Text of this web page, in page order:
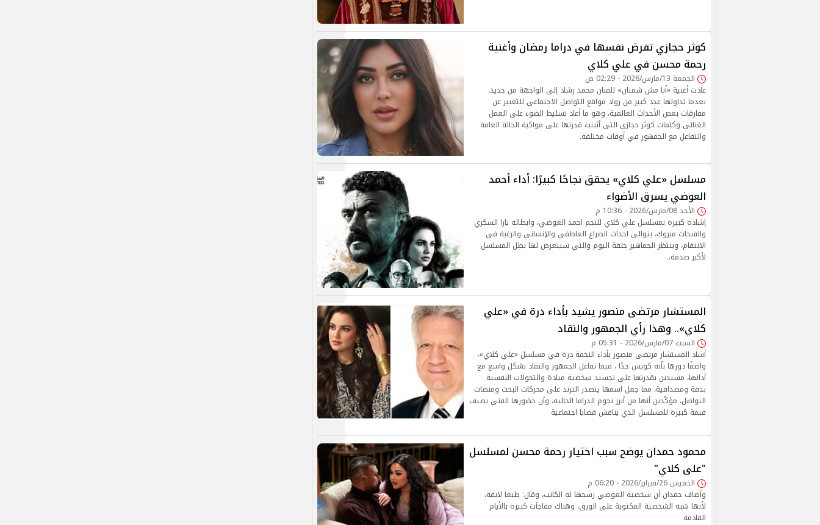
كوثر حجازي تفرض نفسها في دراما رمضان وأغنية
رحمة محسن في علي كلاي
الجمعة 13/مارس/2026 - 02:29 ص
عادت أغنية «أنا مش شمتان» للفنان محمد رشاد إلى الواجهة من جديد،
بعدما تداولها عدد كبير من رواد مواقع التواصل الاجتماعي للتعبير عن
مفارقات بعض الأحداث العالمية، وهو ما أعاد تسليط الضوء على العمل
الغنائي وكلمات كوثر حجازي التي أثبتت قدرتها على مواكبة الحالة العامة
والتفاعل مع الجمهور في أوقات مختلفة.
مسلسل «علي كلاي» يحقق نجاحًا كبيرًا: أداء أحمد
العوضي يسرق الأضواء
الأحد 08/مارس/2026 - 10:36 م
إشادة كبيرة بمسلسل علي كلاي للنجم احمد العوضي، وابطاله يارا السكري
والشحات مبروك، بتوالي احداث الصراع العاطفي والإنساني والرغبة في
الانتقام، وينتظر الجماهير حلقة اليوم والتي سيتعرض لها بطل المسلسل
لأكبر صدمة..
المستشار مرتضى منصور يشيد بأداء درة في «علي
كلاي».. وهذا رأي الجمهور والنقاد
السبت 07/مارس/2026 - 05:31 م
أشاد المستشار مرتضى منصور بأداء النجمة درة في مسلسل «علي كلاي»،
واصفًا دورها بأنه كويس جدًا ، فيما تفاعل الجمهور والنقاد بشكل واسع مع
أدائها، مشيدين بقدرتها على تجسيد شخصية ميادة والتحولات النفسية
بدقة ومصداقية، مما جعل اسمها يتصدر الترند على محركات البحث ومنصات
التواصل، مؤكّدين أنها من أبرز نجوم الدراما الحالية، وأن حضورها الفني يضيف
قيمة كبيرة للمسلسل الذي يناقش قضايا اجتماعية
محمود حمدان يوضح سبب اختيار رحمة محسن لمسلسل
"على كلاي"
الخميس 26/فبراير/2026 - 06:20 م
وأضاف حمدان أن شخصية العوضي رشحها له الكاتب، وقال: طبعا لايقة،
لأنها شبه الشخصية المكتوبة على الورق، وهناك مفاجآت كبيرة بالأيام
القادمة